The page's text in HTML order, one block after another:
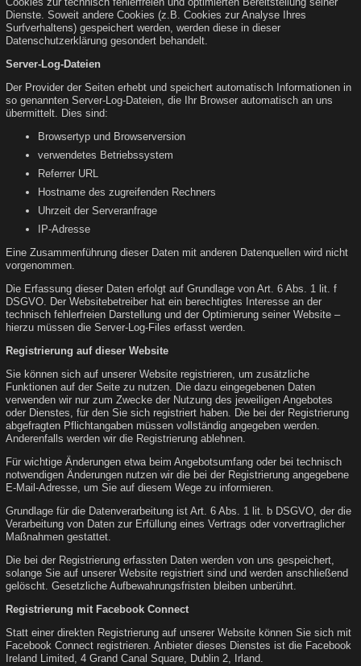
Dienste. Soweit andere Cookies (z.B. Cookies zur Analyse Ihres
Surfverhaltens) gespeichert werden, werden diese in dieser
Datenschutzerklärung gesondert behandelt.
Server-Log-Dateien
Der Provider der Seiten erhebt und speichert automatisch Informationen in
so genannten Server-Log-Dateien, die Ihr Browser automatisch an uns
übermittelt. Dies sind:
Browsertyp und Browserversion
verwendetes Betriebssystem
Referrer URL
Hostname des zugreifenden Rechners
Uhrzeit der Serveranfrage
IP-Adresse
Eine Zusammenführung dieser Daten mit anderen Datenquellen wird nicht
vorgenommen.
Die Erfassung dieser Daten erfolgt auf Grundlage von Art. 6 Abs. 1 lit. f
DSGVO. Der Websitebetreiber hat ein berechtigtes Interesse an der
technisch fehlerfreien Darstellung und der Optimierung seiner Website –
hierzu müssen die Server-Log-Files erfasst werden.
Registrierung auf dieser Website
Sie können sich auf unserer Website registrieren, um zusätzliche
Funktionen auf der Seite zu nutzen. Die dazu eingegebenen Daten
verwenden wir nur zum Zwecke der Nutzung des jeweiligen Angebotes
oder Dienstes, für den Sie sich registriert haben. Die bei der Registrierung
abgefragten Pflichtangaben müssen vollständig angegeben werden.
Anderenfalls werden wir die Registrierung ablehnen.
Für wichtige Änderungen etwa beim Angebotsumfang oder bei technisch
notwendigen Änderungen nutzen wir die bei der Registrierung angegebene
E-Mail-Adresse, um Sie auf diesem Wege zu informieren.
Grundlage für die Datenverarbeitung ist Art. 6 Abs. 1 lit. b DSGVO, der die
Verarbeitung von Daten zur Erfüllung eines Vertrags oder vorvertraglicher
Maßnahmen gestattet.
Die bei der Registrierung erfassten Daten werden von uns gespeichert,
solange Sie auf unserer Website registriert sind und werden anschließend
gelöscht. Gesetzliche Aufbewahrungsfristen bleiben unberührt.
Registrierung mit Facebook Connect
Statt einer direkten Registrierung auf unserer Website können Sie sich mit
Facebook Connect registrieren. Anbieter dieses Dienstes ist die Facebook
Ireland Limited, 4 Grand Canal Square, Dublin 2, Irland.